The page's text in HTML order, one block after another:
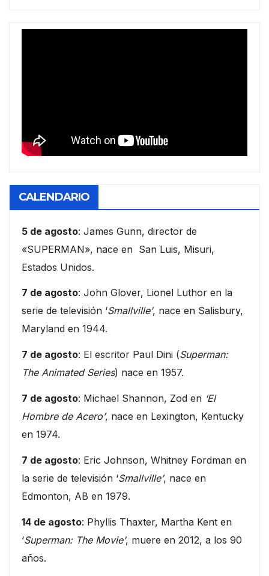
CALENDARIO
5 de agosto: James Gunn, director de
«SUPERMAN», nace en San Luis, Misuri,
Estados Unidos.
7 de agosto: John Glover, Lionel Luthor en la
serie de televisión ‘Smallville’, nace en Salisbury,
Maryland en 1944.
7 de agosto: El escritor Paul Dini (Superman:
The Animated Series) nace en 1957.
7 de agosto: Michael Shannon, Zod en ‘El
Hombre de Acero’, nace en Lexington, Kentucky
en 1974.
7 de agosto: Eric Johnson, Whitney Fordman en
la serie de televisión ‘Smallville’, nace en
Edmonton, AB en 1979.
14 de agosto: Phyllis Thaxter, Martha Kent en
‘Superman: The Movie’, muere en 2012, a los 90
años.